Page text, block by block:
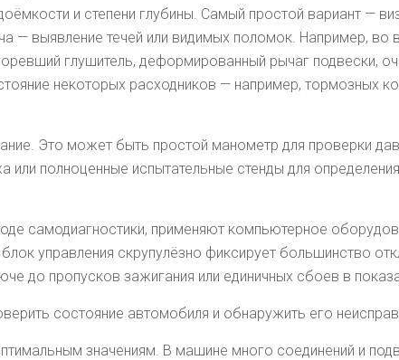
и степени глубины. Самый простой вариант —
— выявление течей или видимых поломок. Например, во
глушитель, деформированный рычаг подвески,
некоторых расходников — например, тормозных
Это может быть простой манометр для проверки
полноценные испытательные стенды для
самодиагностики, применяют компьютерное
управления скрупулёзно фиксирует большинство
до пропусков зажигания или единичных сбоев в
состояние автомобиля и обнаружить его
значениям. В машине много соединений и